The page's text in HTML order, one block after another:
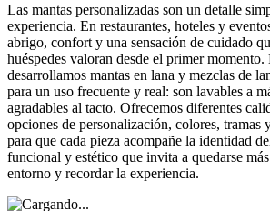
Las mantas personalizadas son un detalle
experiencia. En restaurantes, hoteles y
abrigo, confort y una sensación de cuidado
huéspedes valoran desde el primer
desarrollamos mantas en lana y mezclas de
para un uso frecuente y real: son lavables a
agradables al tacto. Ofrecemos diferentes
opciones de personalización, colores, tramas
para que cada pieza acompañe la identidad
funcional y estético que invita a quedarse
entorno y recordar la experiencia.